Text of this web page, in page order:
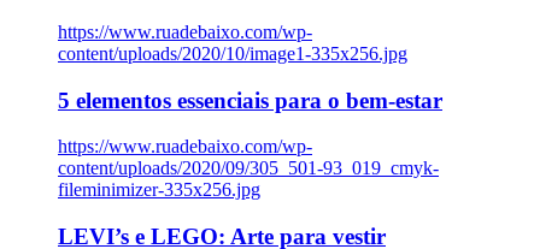
https://www.ruadebaixo.com/wp-
content/uploads/2020/10/image1-335x256.jpg
5 elementos essenciais para o bem-estar
https://www.ruadebaixo.com/wp-
content/uploads/2020/09/305_501-93_019_cmyk-
fileminimizer-335x256.jpg
LEVI’s e LEGO: Arte para vestir